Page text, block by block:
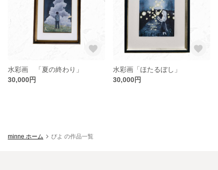
水彩画 「夏の終わり」
30,000円
水彩画「ほたるぼし」
30,000円
minne ホーム ぴよ の作品一覧